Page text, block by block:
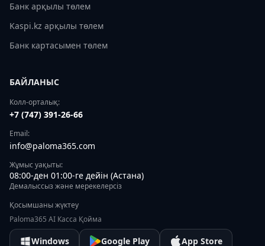
Банк арқылы төлем
Kaspi.kz арқылы төлем
Банк картасымен төлем
БАЙЛАНЫС
Колл-орталық:
+7 (747) 391-26-66
Email:
info@paloma365.com
Жұмыс уақыты:
08:00-ден 01:00-ге дейін (Астана)
Демалыссыз және мерекелерсіз
Қосымшаны жүктеу
Paloma365 AI Касса Қойма
Windows Google Play App Store